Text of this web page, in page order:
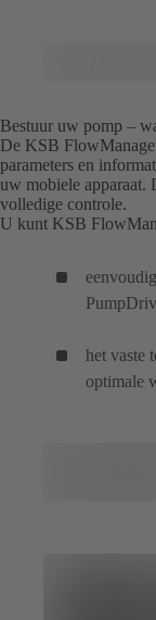
Bestuur uw pomp –
De KSB
parameters en
uw mobiele apparaat.
volledige controle.
U kunt KSB
het vaste
optimale